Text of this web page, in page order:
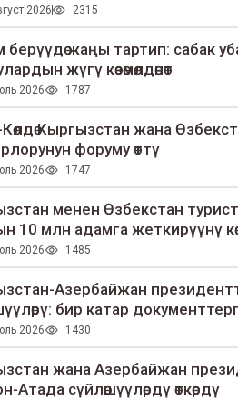
2026 2315
берүүдө жаңы тартип: сабак
жүгү көзөмөлдөнөт
2026 1787
Кыргызстан жана
форуму өттү
2026 1747
менен Өзбекстан
10 млн адамга жеткирүүнү
2026 1485
Азербайжан
бир катар
2026 1430
жана Азербайжан
Атада сүйлөшүүлөрдү өткөрдү